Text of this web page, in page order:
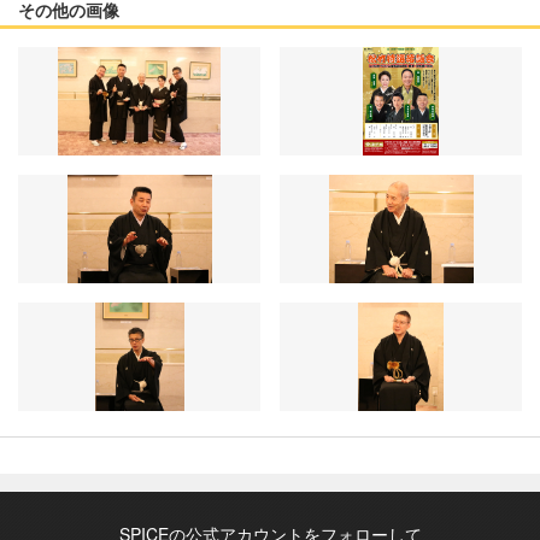
その他の画像
SPICEの公式アカウントをフォローして